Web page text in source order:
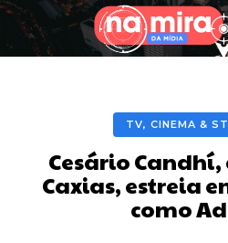
TV, CINEMA &
Cesário Candhí,
Caxias, estreia
como